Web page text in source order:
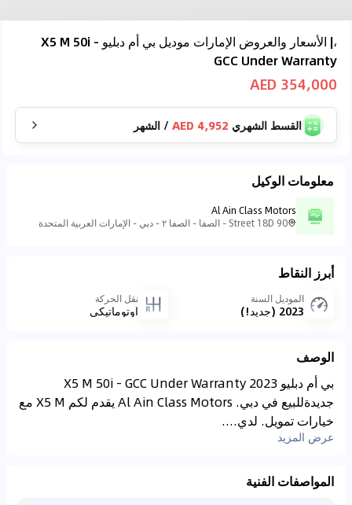
،| الأسعار والعروض الإمارات موديل بي أم دبليو X5 M 50i -
GCC Under Warranty
354,000 AED
القسط الشهري 4,952 AED
/ الشهر
معلومات الوكيل
Al Ain Class Motors
90 Street 18D - الصفا - الصفا ٢ - دبي - الإمارات العربية المتحدة
أبرز النقاط
الموديل السنة
2023 (جديد!)
نقل الحركة
اوتوماتيكي
الوصف
بي أم دبليو X5 M 50i - GCC Under Warranty 2023
جديدةللبيع في دبي. Al Ain Class Motors يقدم لكم X5 M مع
خيارات تمويل. لدي....
عرض المزيد
المواصفات الفنية